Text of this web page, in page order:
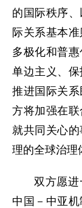
的国际秩序
际关系基本
多极化和普
单边主义、
推进国际关
方将加强在
就共同关心
理的全球治理
双方愿进
中国－中亚